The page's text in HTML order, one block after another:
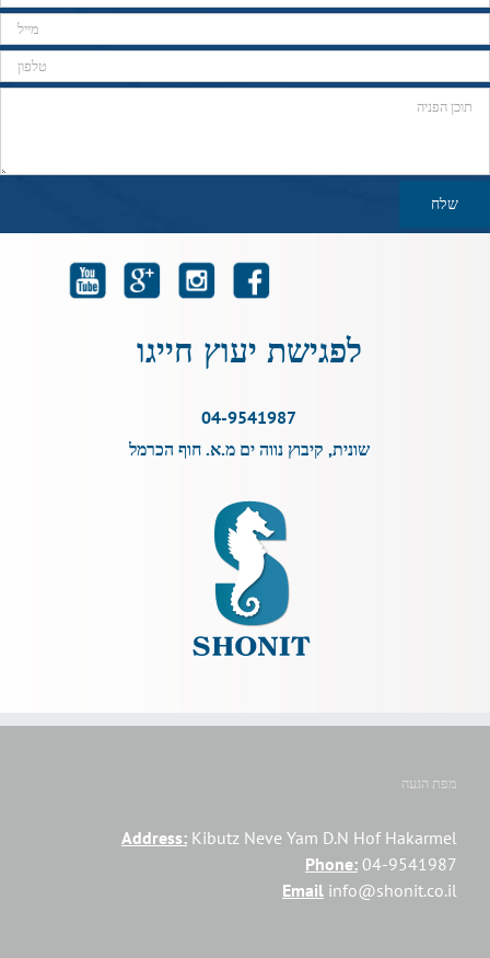
לפגישת יעוץ חייגו
04-9541987
שונית, קיבוץ נווה ים מ.א. חוף הכרמל
מפת הגעה
Address: Kibutz Neve Yam D.N Hof Hakarmel
Phone: 04-9541987
Email info@shonit.co.il